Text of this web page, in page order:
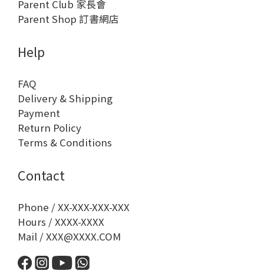
Parent Club 家長會
Parent Shop 訂書網店
Help
FAQ
Delivery & Shipping
Payment
Return Policy
Terms & Conditions
Contact
Phone / XX-XXX-XXX-XXX
Hours / XXXX-XXXX
Mail / XXX@XXXX.COM